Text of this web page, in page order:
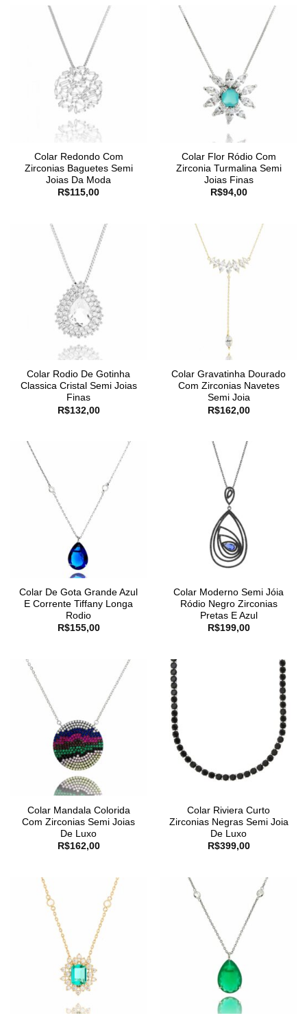
Colar Redondo Com
Zirconias Baguetes Semi
Joias Da Moda
R$115,00
Colar Flor Ródio Com
Zirconia Turmalina Semi
Joias Finas
R$94,00
Colar Rodio De Gotinha
Classica Cristal Semi Joias
Finas
R$132,00
Colar Gravatinha Dourado
Com Zirconias Navetes
Semi Joia
R$162,00
Colar De Gota Grande Azul
E Corrente Tiffany Longa
Rodio
R$155,00
Colar Moderno Semi Jóia
Ródio Negro Zirconias
Pretas E Azul
R$199,00
Colar Mandala Colorida
Com Zirconias Semi Joias
De Luxo
R$162,00
Colar Riviera Curto
Zirconias Negras Semi Joia
De Luxo
R$399,00